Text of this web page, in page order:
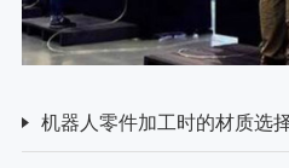
机器人零件加工时的材质选